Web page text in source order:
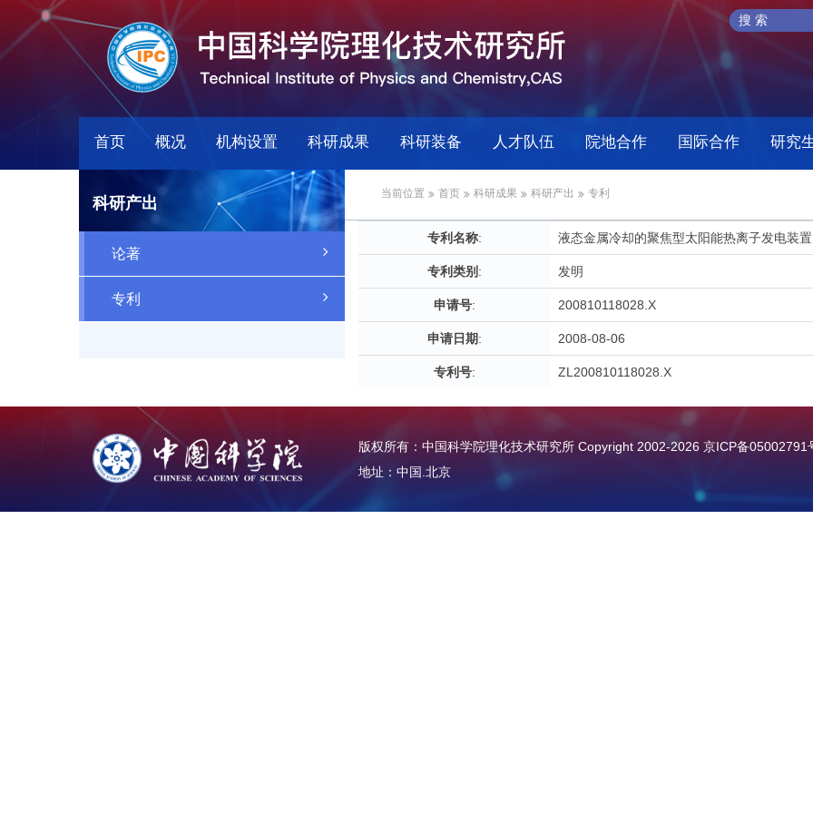
首页 概况 机构设置 科研成果 科研装备 人才队伍 院地合作 国际合作 研究
科研产出
论著
专利
当前位置 首页 科研成果 科研产出 专利
专利名称: 液态金属冷却的聚焦型太阳能热离子发电装置
专利类别 : 发明
申请号: 200810118028.X
申请日期: 2008-08-06
专利号: ZL200810118028.X
版权所有：中国科学院理化技术研究所 Copyright 2002-2026 京ICP备05002791
地址：中国.北京